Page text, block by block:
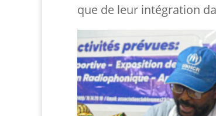
que de leur intégration